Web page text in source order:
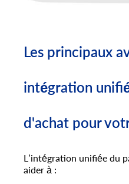
Les principaux
intégration
d'achat pour
L’intégration unifiée du
aider à :